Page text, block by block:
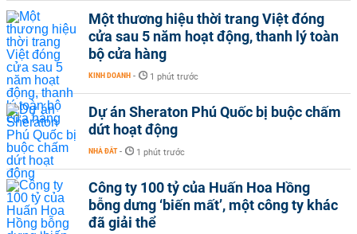
Một thương hiệu thời trang Việt đóng
cửa sau 5 năm hoạt động, thanh lý toàn
bộ cửa hàng
KINH DOANH - 1 phút trước
Dự án Sheraton Phú Quốc bị buộc chấm
dứt hoạt động
NHÀ ĐẤT - 1 phút trước
Công ty 100 tỷ của Huấn Hoa Hồng
bỗng dưng ‘biến mất’, một công ty khác
đã giải thể